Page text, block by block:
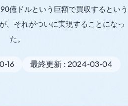
億ドルという巨額で買収するという
、それがついに実現することになっ
た。
16 最終更新 : 2024-03-04